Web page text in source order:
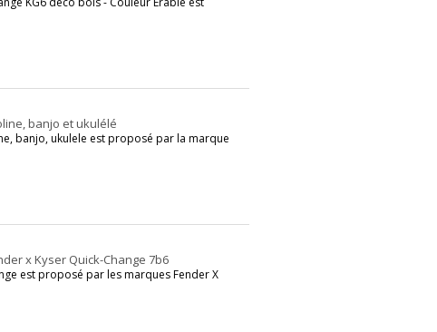
banjo et ukulélé
banjo, ukulele est proposé par la marque
x Kyser Quick-Change 7b6
est proposé par les marques Fender X